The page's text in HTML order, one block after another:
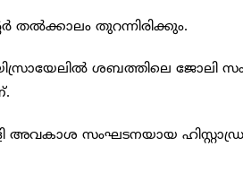
തല്‍ക്കാലം തുറന്നിരിക്കും.
ശബത്തിലെ ജോലി
അവകാശ സംഘടനയായ